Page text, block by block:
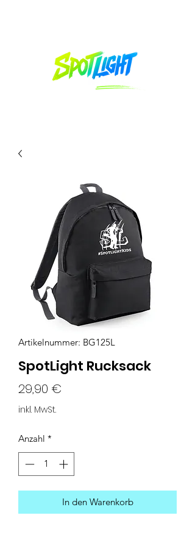
Artikelnummer: BG125L
SpotLight Rucksack
29,90 €
inkl. MwSt.
Anzahl *
In den Warenkorb